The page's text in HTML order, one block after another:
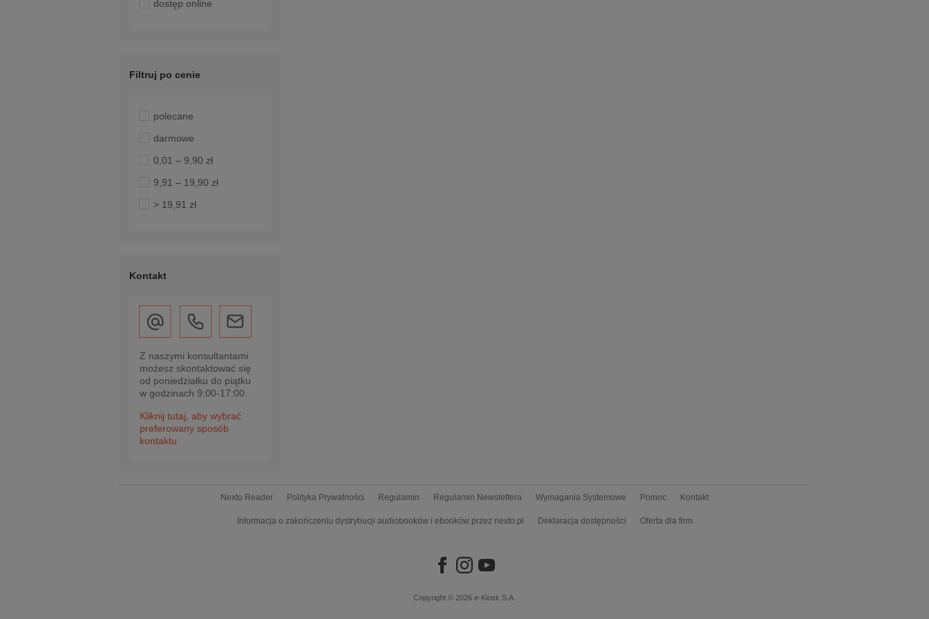
dostęp online
Filtruj po cenie
polecane
darmowe
0,01 – 9,90 zł
9,91 – 19,90 zł
> 19,91 zł
Kontakt
Z naszymi konsultantami
możesz skontaktować się
od poniedziałku do piątku
w godzinach 9:00-17:00.
Kliknij tutaj, aby wybrać
preferowany sposób
kontaktu
Nexto Reader Polityka Prywatności Regulamin Regulamin Newslettera Wymagania Systemowe Pomoc Kontakt
Informacja o zakończeniu dystrybucji audiobooków i ebooków przez nexto.pl Deklaracja dostępności Oferta dla firm
Copyright © 2026 e-Kiosk S.A.